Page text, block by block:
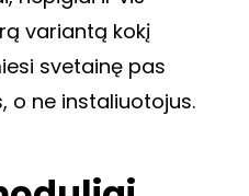
variantą kokį
svetainę pas
o ne instaliuotojus.